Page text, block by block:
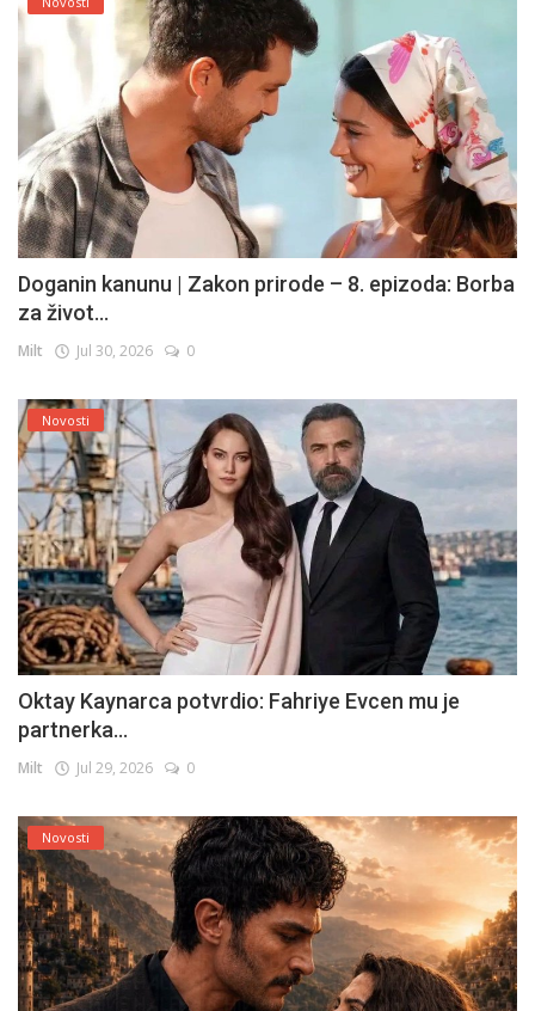
Doganin kanunu | Zakon prirode – 8. epizoda: Borba
za život...
Milt Jul 30, 2026 0
Novosti
Oktay Kaynarca potvrdio: Fahriye Evcen mu je
partnerka...
Milt Jul 29, 2026 0
Novosti